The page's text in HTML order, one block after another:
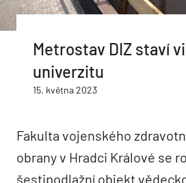
Metrostav DIZ staví
univerzitu
15. května 2023
Fakulta vojenského
obrany v Hradci Králové se
šestipodlažní objekt